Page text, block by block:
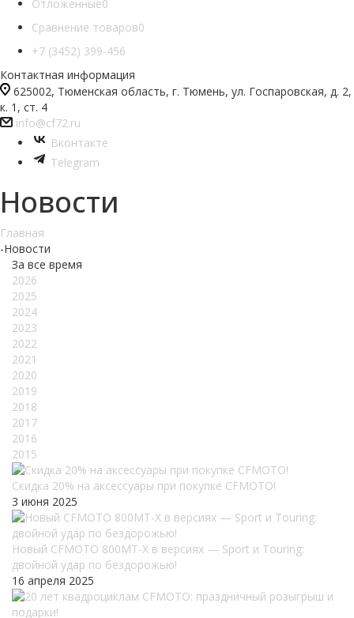
Отложенные0
Сравнение товаров0
+7 (3452) 399-456
Контактная информация
625002, Тюменская область, г. Тюмень, ул. Госпаровская, д. 2,
к. 1, ст. 4
info@cf72.ru
Вконтакте
Telegram
Новости
Главная
-Новости
За все время
2026
2025
2024
2023
2022
2021
2020
2019
2018
2017
2016
2015
Скидка 20% на аксессуары при покупке CFMOTO!
3 июня 2025
Новый CFMOTO 800MT-X в версиях — Sport и Touring:
двойной удар по бездорожью!
16 апреля 2025